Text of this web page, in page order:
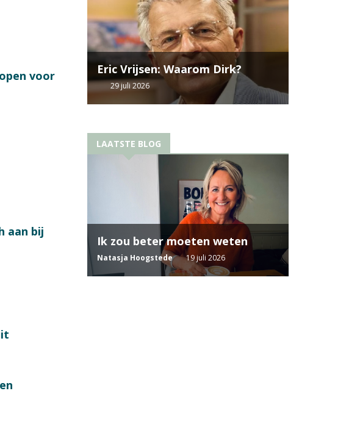
voor
aan bij
Eric Vrijsen: Waarom Dirk?
29 juli 2026
LAATSTE BLOG
Ik zou beter moeten weten
Natasja Hoogstede 19 juli 2026